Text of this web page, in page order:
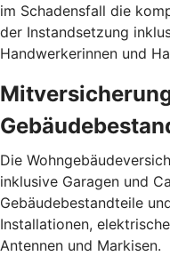
im Schadensfall die
der Instandsetzung
Handwerkerinnen und
Die
inklusive Garagen und
Gebäudebestandteile
Installationen,
Antennen und Markisen.